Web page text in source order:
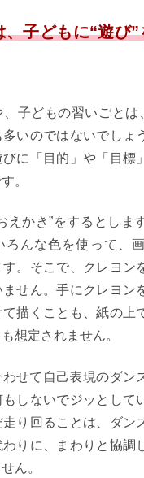
、子どもに“遊び
いのではないでしょ
に「目的」や「目標
。
ろんな色を使って、
す。そこで、クレヨン
せん。手にクレヨン
描くことも、紙の上
想定されません。
しないでジッとして
走り回ることは、ダン
りに、まわりと協調
ん。